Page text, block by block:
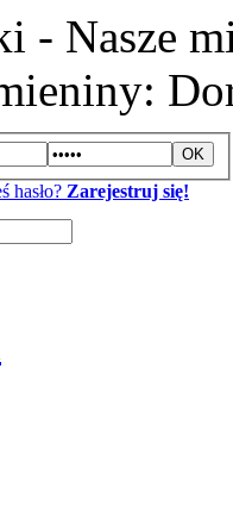
- Nasze
hasło? Zarejestruj się!